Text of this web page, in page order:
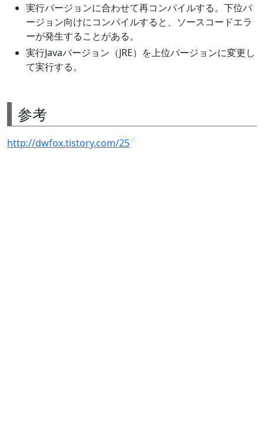
実行バージョンに合わせて再コンパイルする。下位バ
ージョン向けにコンパイルすると、ソースコードエラ
ーが発生することがある。
実行Javaバージョン（JRE）を上位バージョンに変更し
て実行する。
参考
http://dwfox.tistory.com/25